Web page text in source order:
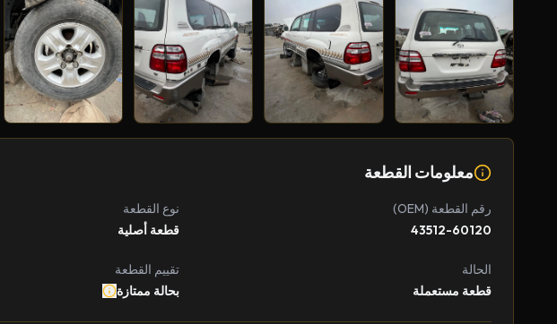
معلومات القطعة
رقم القطعة (OEM)
43512-60120
نوع القطعة
قطعة أصلية
الحالة
قطعة مستعملة
تقييم القطعة
بحالة ممتازة